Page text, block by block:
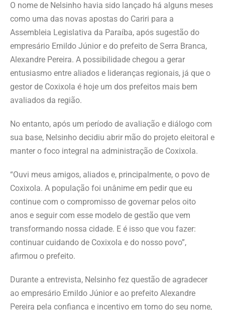
O nome de Nelsinho havia sido lançado há alguns meses
como uma das novas apostas do Cariri para a
Assembleia Legislativa da Paraíba, após sugestão do
empresário Ernildo Júnior e do prefeito de Serra Branca,
Alexandre Pereira. A possibilidade chegou a gerar
entusiasmo entre aliados e lideranças regionais, já que o
gestor de Coxixola é hoje um dos prefeitos mais bem
avaliados da região.
No entanto, após um período de avaliação e diálogo com
sua base, Nelsinho decidiu abrir mão do projeto eleitoral e
manter o foco integral na administração de Coxixola.
“Ouvi meus amigos, aliados e, principalmente, o povo de
Coxixola. A população foi unânime em pedir que eu
continue com o compromisso de governar pelos oito
anos e seguir com esse modelo de gestão que vem
transformando nossa cidade. E é isso que vou fazer:
continuar cuidando de Coxixola e do nosso povo”,
afirmou o prefeito.
Durante a entrevista, Nelsinho fez questão de agradecer
ao empresário Ernildo Júnior e ao prefeito Alexandre
Pereira pela confiança e incentivo em torno do seu nome,